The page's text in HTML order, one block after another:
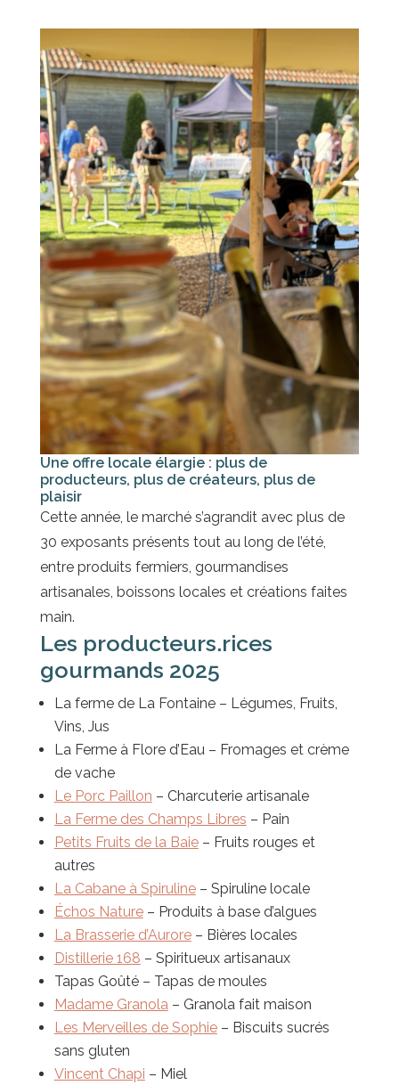
Une offre locale élargie : plus de
producteurs, plus de créateurs, plus de
plaisir
Cette année, le marché s’agrandit avec plus de
30 exposants présents tout au long de l’été,
entre produits fermiers, gourmandises
artisanales, boissons locales et créations faites
main.
Les producteurs.rices
gourmands 2025
La ferme de La Fontaine – Légumes, Fruits,
Vins, Jus
La Ferme à Flore d’Eau – Fromages et crème
de vache
Le Porc Paillon – Charcuterie artisanale
La Ferme des Champs Libres – Pain
Petits Fruits de la Baie– Fruits rouges et
autres
La Cabane à Spiruline– Spiruline locale
Échos Nature– Produits à base d’algues
La Brasserie d’Aurore– Bières locales
Distillerie 168 – Spiritueux artisanaux
Tapas Goûté – Tapas de moules
Madame Granola – Granola fait maison
Les Merveilles de Sophie– Biscuits sucrés
sans gluten
Vincent Chapi – Miel